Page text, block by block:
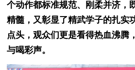
个动作都标准规范、刚柔并济，
精髓，又彰显了精武学子的扎实
点头，观众们更是看得热血沸腾
与喝彩声。